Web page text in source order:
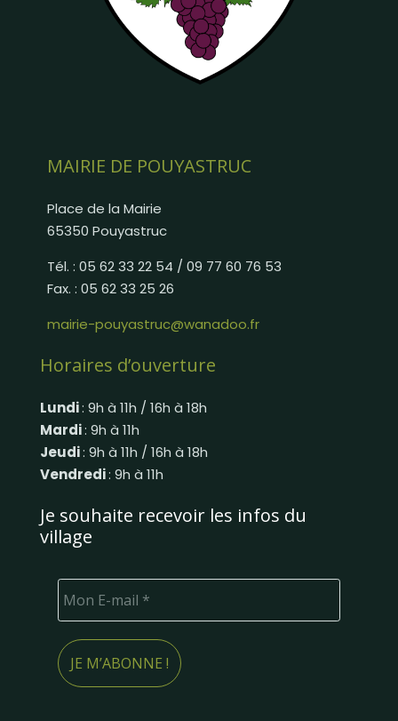
MAIRIE DE POUYASTRUC
Place de la Mairie
65350 Pouyastruc
Tél. : 05 62 33 22 54 / 09 77 60 76 53
Fax. : 05 62 33 25 26
mairie-pouyastruc@wanadoo.fr
Horaires d’ouverture
Lundi: 9h à 11h / 16h à 18h
Mardi: 9h à 11h
Jeudi: 9h à 11h / 16h à 18h
Vendredi: 9h à 11h
Je souhaite recevoir les infos du
village